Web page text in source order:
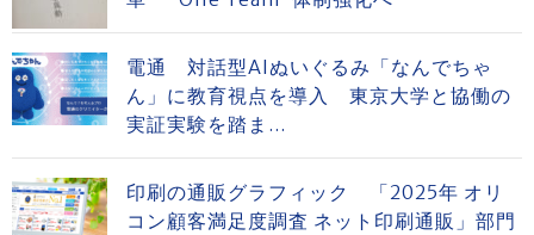
電通 対話型AIぬいぐるみ「なんでちゃ
ん」に教育視点を導入 東京大学と協働の
実証実験を踏ま...
印刷の通販グラフィック 「2025年 オリ
コン顧客満足度調査 ネット印刷通販」部門